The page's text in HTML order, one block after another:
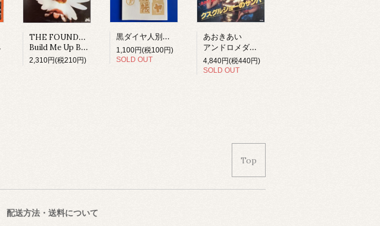
THE FOUNDATIONS
Build Me Up Buttercup (LP)
2,310円(税210円)
黒ダイヤ人別帳 テイチク編 (BOOK)
1,100円(税100円)
SOLD OUT
あおきあい
アンドロメダの異星人 (7inch)
4,840円(税440円)
SOLD OUT
Top
配送方法・送料について